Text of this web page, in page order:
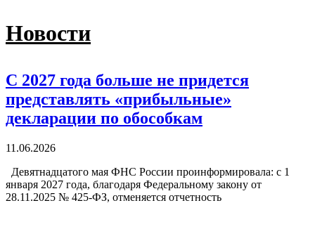
Новости
С 2027 года больше не придется
представлять «прибыльные»
декларации по обособкам
11.06.2026
Девятнадцатого мая ФНС России проинформировала: с 1
января 2027 года, благодаря Федеральному закону от
28.11.2025 № 425-ФЗ, отменяется отчетность